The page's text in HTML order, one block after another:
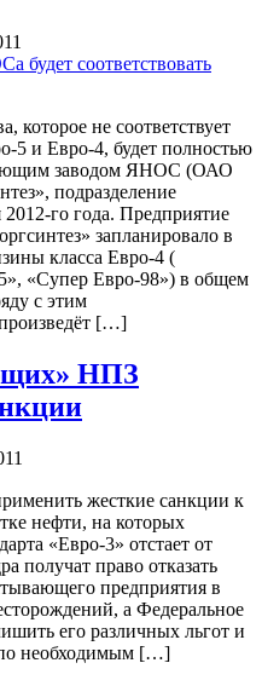
которое не соответствует
5 и Евро-4, будет полностью
заводом ЯНОС (ОАО
подразделение
го года. Предприятие
запланировало в
класса Евро-4 (
«Супер Евро-98») в общем
с этим
[…]
НПЗ
жесткие санкции к
нефти, на которых
«Евро-3» отстает от
получат право отказать
предприятия в
а Федеральное
его различных льгот и
по необходимым […]